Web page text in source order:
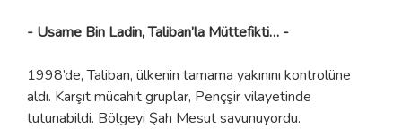
- Usame Bin Ladin, Taliban’la Müttefikti… -
1998’de, Taliban, ülkenin tamama yakınını kontrolüne
aldı. Karşıt mücahit gruplar, Pençşir vilayetinde
tutunabildi. Bölgeyi Şah Mesut savunuyordu.